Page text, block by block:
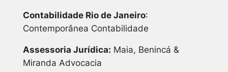
Contabilidade Rio de Janeiro:
Contemporânea Contabilidade
Assessoria Jurídica: Maia, Benincá &
Miranda Advocacia